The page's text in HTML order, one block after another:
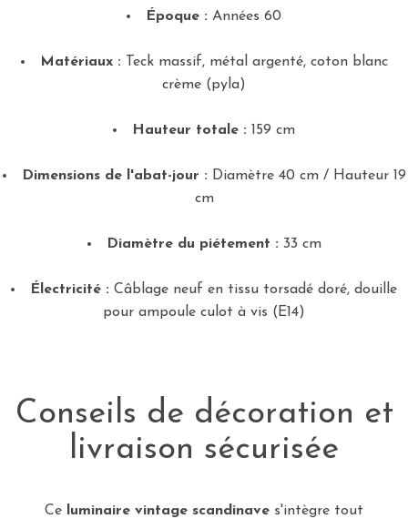
Époque : Années 60
Matériaux : Teck massif, métal argenté, coton blanc
crème (pyla)
Hauteur totale : 159 cm
Dimensions de l'abat-jour : Diamètre 40 cm / Hauteur 19
cm
Diamètre du piétement : 33 cm
Électricité : Câblage neuf en tissu torsadé doré, douille
pour ampoule culot à vis (E14)
Conseils de décoration et
livraison sécurisée
Ce luminaire vintage scandinave s'intègre tout